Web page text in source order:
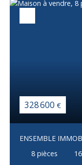
328 600 €
ENSEMBLE
INDÉPENDANTES
8 pièces